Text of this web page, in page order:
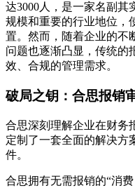
达3000人，是一家名副其
规模和重要的行业地位，
置。然而，随着企业的不
问题也逐渐凸显，传统的
效、合规的管理需求。
破局之钥：合思报销
合思深刻理解企业在财务
定制了一套全面的解决方
件。
合思拥有无需报销的“消